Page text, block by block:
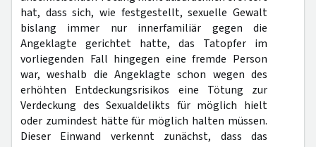
hat, dass sich, wie festgestellt, sexuelle Gewalt
bislang immer nur innerfamiliär gegen die
Angeklagte gerichtet hatte, das Tatopfer im
vorliegenden Fall hingegen eine fremde Person
war, weshalb die Angeklagte schon wegen des
erhöhten Entdeckungsrisikos eine Tötung zur
Verdeckung des Sexualdelikts für möglich hielt
oder zumindest hätte für möglich halten müssen.
Dieser Einwand verkennt zunächst, dass das